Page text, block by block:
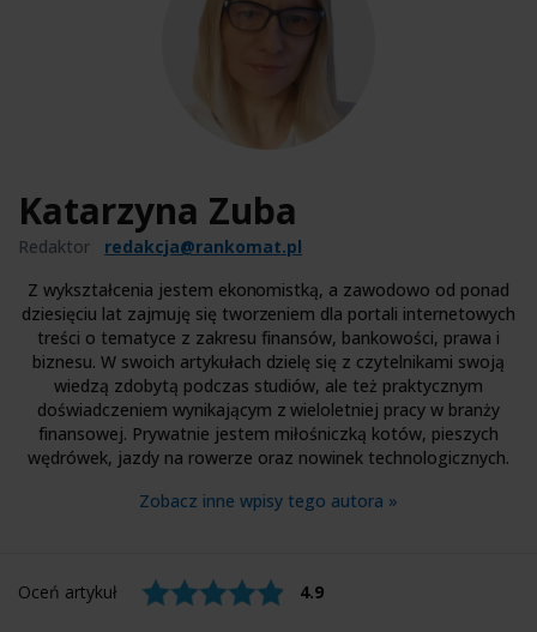
Katarzyna Zuba
Redaktor
redakcja@rankomat.pl
Z wykształcenia jestem ekonomistką, a zawodowo od ponad
dziesięciu lat zajmuję się tworzeniem dla portali internetowych
treści o tematyce z zakresu finansów, bankowości, prawa i
biznesu. W swoich artykułach dzielę się z czytelnikami swoją
wiedzą zdobytą podczas studiów, ale też praktycznym
doświadczeniem wynikającym z wieloletniej pracy w branży
finansowej. Prywatnie jestem miłośniczką kotów, pieszych
wędrówek, jazdy na rowerze oraz nowinek technologicznych.
Zobacz inne wpisy tego autora »
Oceń artykuł 4.9